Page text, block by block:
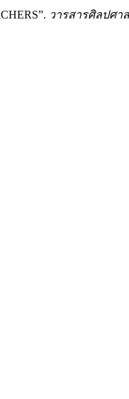
วารสารศิลปศา